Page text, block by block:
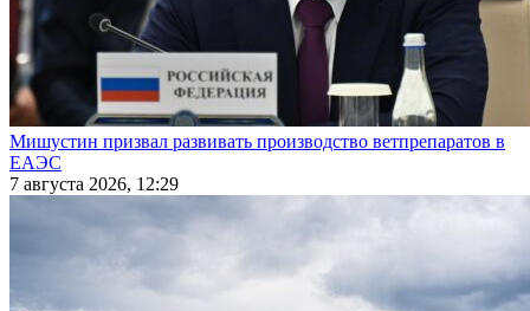
Мишустин призвал развивать производство ветпрепаратов в
ЕАЭС
7 августа 2026, 12:29